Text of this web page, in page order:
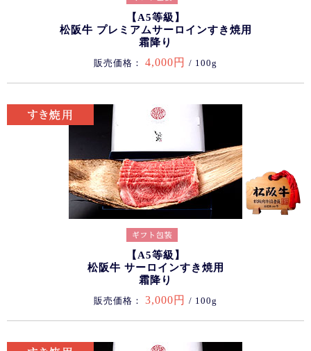
【A5等級】
松阪牛 プレミアムサーロインすき焼用
霜降り
販売価格： 4,000円 / 100g
【A5等級】
松阪牛 サーロインすき焼用
霜降り
販売価格： 3,000円 / 100g